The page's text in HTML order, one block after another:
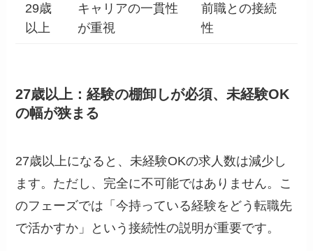
29歳
以上
キャリアの一貫性
が重視
前職との接続
性
27歳以上：経験の棚卸しが必須、未経験OK
の幅が狭まる
27歳以上になると、未経験OKの求人数は減少し
ます。ただし、完全に不可能ではありません。こ
のフェーズでは「今持っている経験をどう転職先
で活かすか」という接続性の説明が重要です。